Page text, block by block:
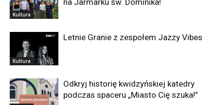
Kultura
Kultura
Letnie Granie z zespołem Jazzy Vibes
Odkryj historię kwidzyńskiej katedry
podczas spaceru „Miasto Cię szuka!”